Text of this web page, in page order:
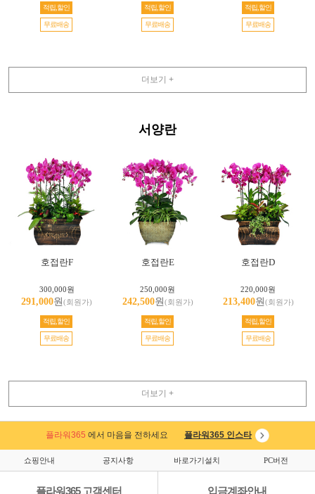
적립,할인
무료배송
적립,할인
무료배송
적립,할인
무료배송
더보기 +
서양란
호접란F
300,000원
291,000원(회원가)
적립,할인
무료배송
호접란E
250,000원
242,500원(회원가)
적립,할인
무료배송
호접란D
220,000원
213,400원(회원가)
적립,할인
무료배송
더보기 +
플라워365 에서 마음을 전하세요 플라워365 인스타
쇼핑안내 공지사항 바로가기설치 PC버전
플라워365 고객센터 입금계좌안내